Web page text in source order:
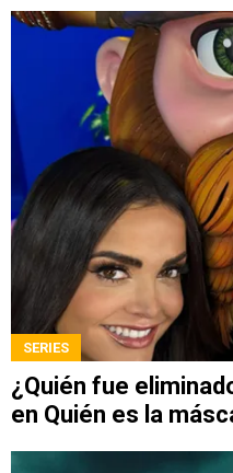
SERIES
¿Quién fue
en Quién es la